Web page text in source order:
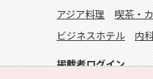
アジア料理
喫茶・
ビジネスホテル
内
掲載者ログイン